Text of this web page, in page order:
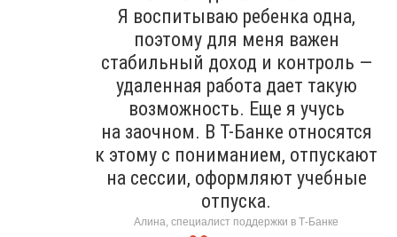
Я воспитываю ребенка одна,
поэтому для меня важен
стабильный доход и контроль —
удаленная работа дает такую
возможность. Еще я учусь
на заочном. В Т-Банке относятся
к этому с пониманием, отпускают
на сессии, оформляют учебные
отпуска.
Алина, специалист поддержки в Т-Банке